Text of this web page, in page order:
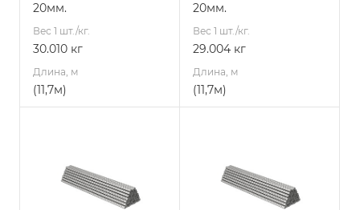
20мм.
Вес 1 шт./кг.
30.010 кг
Длина, м
(11,7м)
20мм.
Вес 1 шт./кг.
29.004 кг
Длина, м
(11,7м)